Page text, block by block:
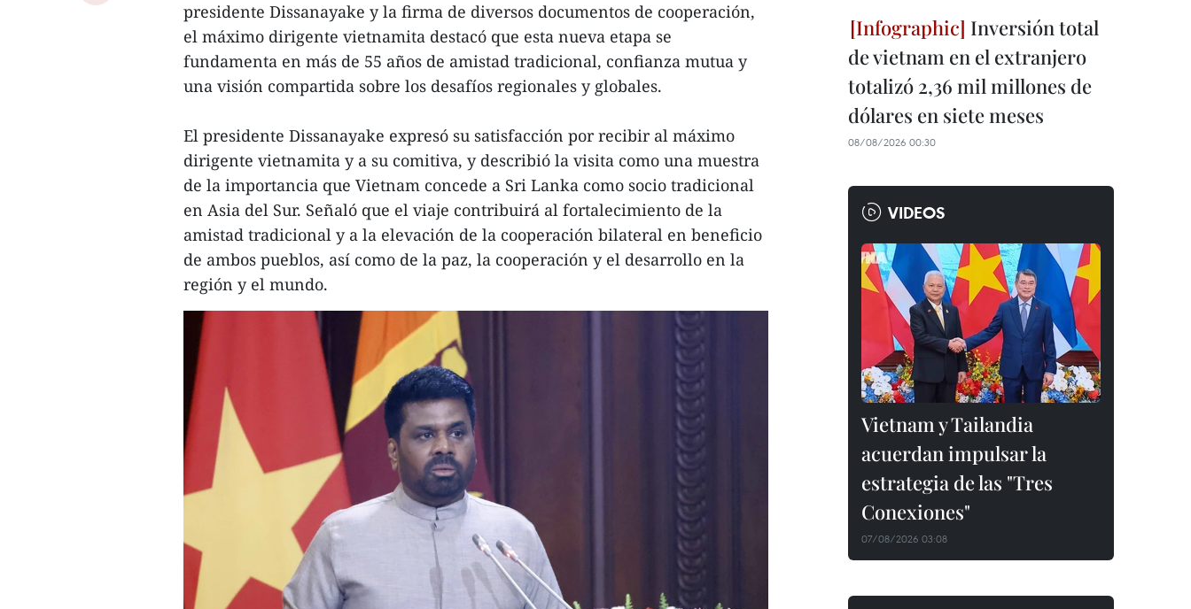
presidente Dissanayake y la firma de diversos documentos de cooperación,
el máximo dirigente vietnamita destacó que esta nueva etapa se
fundamenta en más de 55 años de amistad tradicional, confianza mutua y
una visión compartida sobre los desafíos regionales y globales.
El presidente Dissanayake expresó su satisfacción por recibir al máximo
dirigente vietnamita y a su comitiva, y describió la visita como una muestra
de la importancia que Vietnam concede a Sri Lanka como socio tradicional
en Asia del Sur. Señaló que el viaje contribuirá al fortalecimiento de la
amistad tradicional y a la elevación de la cooperación bilateral en beneficio
de ambos pueblos, así como de la paz, la cooperación y el desarrollo en la
región y el mundo.
Inversión total
de vietnam en el extranjero
totalizó 2,36 mil millones de
dólares en siete meses
08/08/2026 00:30
VIDEOS
Vietnam y Tailandia
acuerdan impulsar la
estrategia de las "Tres
Conexiones"
07/08/2026 03:08